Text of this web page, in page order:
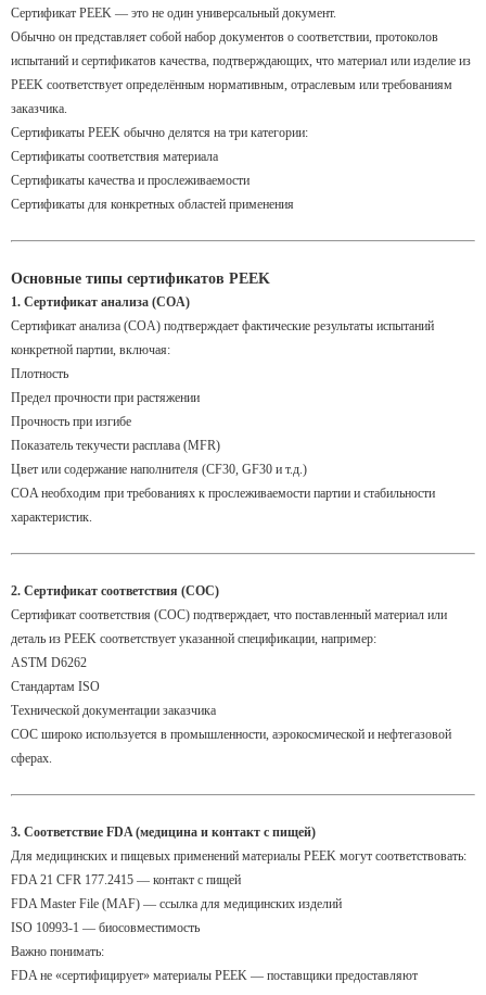
Сертификат PEEK — это не один универсальный документ.
Обычно он представляет собой набор документов о соответствии, протоколов
испытаний и сертификатов качества, подтверждающих, что материал или изделие из
PEEK соответствует определённым нормативным, отраслевым или требованиям
заказчика.
Сертификаты PEEK обычно делятся на три категории:
Сертификаты соответствия материала
Сертификаты качества и прослеживаемости
Сертификаты для конкретных областей применения
Основные типы сертификатов PEEK
1. Сертификат анализа (COA)
Сертификат анализа (COA) подтверждает фактические результаты испытаний
конкретной партии, включая:
Плотность
Предел прочности при растяжении
Прочность при изгибе
Показатель текучести расплава (MFR)
Цвет или содержание наполнителя (CF30, GF30 и т.д.)
COA необходим при требованиях к прослеживаемости партии и стабильности
характеристик.
2. Сертификат соответствия (COC)
Сертификат соответствия (COC) подтверждает, что поставленный материал или
деталь из PEEK соответствует указанной спецификации, например:
ASTM D6262
Стандартам ISO
Технической документации заказчика
COC широко используется в промышленности, аэрокосмической и нефтегазовой
сферах.
3. Соответствие FDA (медицина и контакт с пищей)
Для медицинских и пищевых применений материалы PEEK могут соответствовать:
FDA 21 CFR 177.2415 — контакт с пищей
FDA Master File (MAF) — ссылка для медицинских изделий
ISO 10993-1 — биосовместимость
Важно понимать:
FDA не «сертифицирует» материалы PEEK — поставщики предоставляют